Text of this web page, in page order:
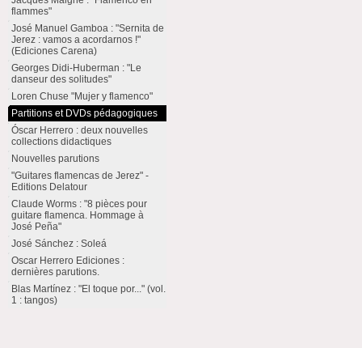
flammes"
José Manuel Gamboa : "Sernita de
Jerez : vamos a acordarnos !"
(Ediciones Carena)
Georges Didi-Huberman : "Le
danseur des solitudes"
Loren Chuse "Mujer y flamenco"
Partitions et DVDs pédagogiques
Óscar Herrero : deux nouvelles
collections didactiques
Nouvelles parutions
"Guitares flamencas de Jerez" -
Editions Delatour
Claude Worms : "8 pièces pour
guitare flamenca. Hommage à
José Peña"
José Sánchez : Soleá
Oscar Herrero Ediciones :
dernières parutions.
Blas Martínez : "El toque por..." (vol.
1 : tangos)